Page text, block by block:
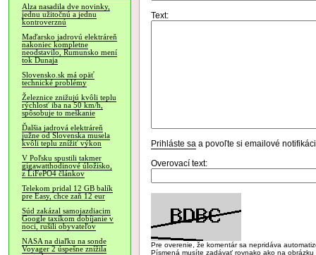
Alza nasadila dve novinky,
jednu užitočnú a jednu
kontroverznú
Maďarsko jadrovú elektráreň
nakoniec kompletne
neodstavilo, Rumunsko mení
tok Dunaja
Slovensko.sk má opäť
technické problémy
Železnice znižujú kvôli teplu
rýchlosť iba na 50 km/h,
spôsobuje to meškanie
Ďalšia jadrová elektráreň
južne od Slovenska musela
kvôli teplu znížiť výkon
V Poľsku spustili takmer
gigawatthodinové úložisko,
z LiFePO4 článkov
Telekom pridal 12 GB balík
pre Easy, chce zaň 12 eur
Súd zakázal samojazdiacim
Google taxíkom dobíjanie v
noci, rušili obyvateľov
NASA na diaľku na sonde
Voyager 2 úspešne znížila
Text:
Prihláste sa a povoľte si emailové
Overovací text:
Pre overenie, že komentár sa nepridáva
Písmená musíte zadávať rovnako ako na